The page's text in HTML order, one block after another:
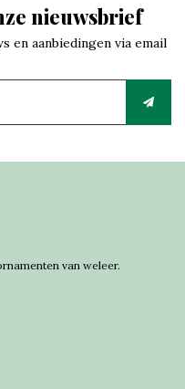
nieuwsbrief
en aanbiedingen via email
van weleer.